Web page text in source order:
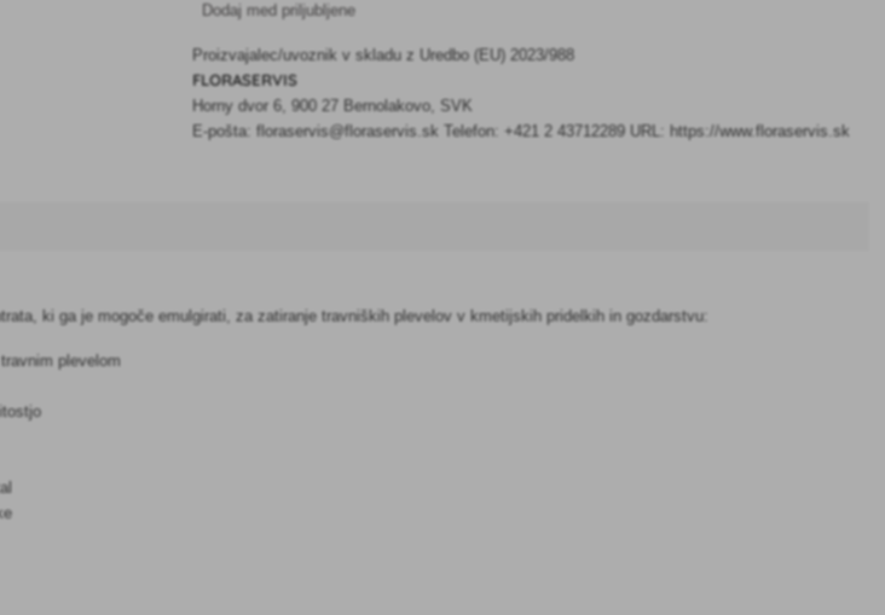
Dodaj med priljubljene
Proizvajalec/uvoznik v skladu z Uredbo (EU) 2023/988
FLORASERVIS
Horny dvor 6, 900 27 Bernolakovo, SVK
E-pošta: floraservis@floraservis.sk Telefon: +421 2 43712289 URL: https://www.floraservis.sk
ki ga je mogoče emulgirati, za zatiranje travniških plevelov v kmetijskih pridelkih in gozdarstvu:
plevelom